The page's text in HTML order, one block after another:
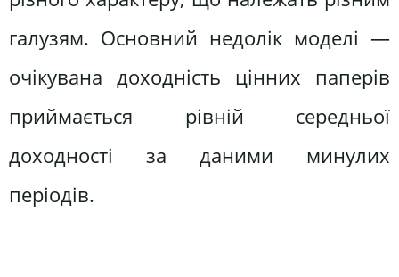
галузям. Основний недолік моделі —
очікувана доходність цінних паперів
приймається рівній середньої
доходності за даними минулих
періодів.